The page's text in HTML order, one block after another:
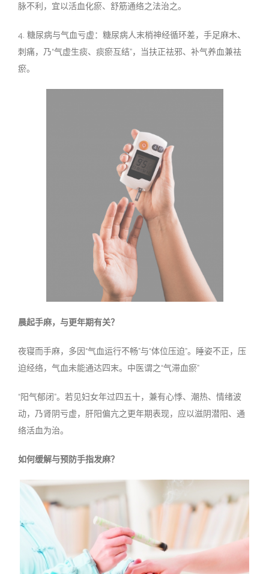
脉不利，宜以活血化瘀、舒筋通络之法治之。
4. 糖尿病与气血亏虚：糖尿病人末梢神经循环差，手足麻木、
刺痛，乃“气虚生痰、痰瘀互结”，
当扶正祛邪、补气养血兼祛
瘀。
晨起手麻，与更年期有关？
夜寝而手麻，多因“气血运行不畅”与“体位压迫”。睡姿不正，压
迫经络，气血未能通达四末。中医谓之“气滞血瘀”
“阳气郁闭”。若见妇女年过四五十，兼有心悸、潮热、情绪波
动，乃肾阴亏虚，肝阳偏亢之更年期表现，应以滋阴潜阳、通
络活血为治。
如何缓解与预防手指发麻？